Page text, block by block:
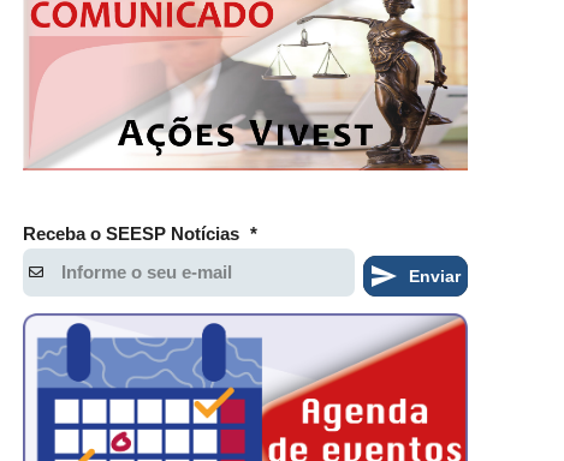
Receba o SEESP Notícias *
Enviar